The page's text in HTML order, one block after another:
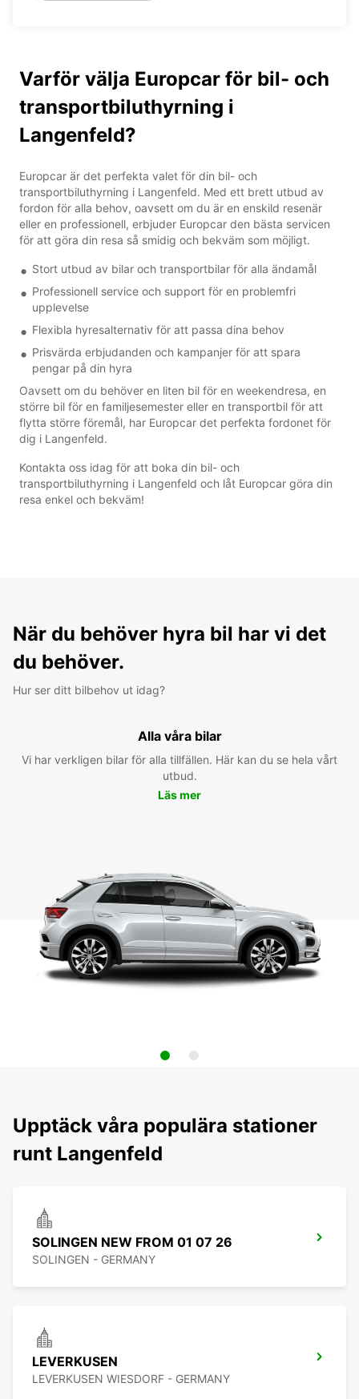
Varför välja Europcar för bil- och
transportbiluthyrning i
Langenfeld?
Europcar är det perfekta valet för din bil- och
transportbiluthyrning i Langenfeld. Med ett brett utbud av
fordon för alla behov, oavsett om du är en enskild resenär
eller en professionell, erbjuder Europcar den bästa servicen
för att göra din resa så smidig och bekväm som möjligt.
Stort utbud av bilar och transportbilar för alla ändamål
Professionell service och support för en problemfri
upplevelse
Flexibla hyresalternativ för att passa dina behov
Prisvärda erbjudanden och kampanjer för att spara
pengar på din hyra
Oavsett om du behöver en liten bil för en weekendresa, en
större bil för en familjesemester eller en transportbil för att
flytta större föremål, har Europcar det perfekta fordonet för
dig i Langenfeld.
Kontakta oss idag för att boka din bil- och
transportbiluthyrning i Langenfeld och låt Europcar göra din
resa enkel och bekväm!
När du behöver hyra bil har vi det
du behöver.
Hur ser ditt bilbehov ut idag?
Alla våra bilar
Vi har verkligen bilar för alla tillfällen. Här kan du se hela vårt
utbud.
Läs mer
Upptäck våra populära stationer
runt Langenfeld
SOLINGEN NEW FROM 01 07 26
SOLINGEN - GERMANY
LEVERKUSEN
LEVERKUSEN WIESDORF - GERMANY